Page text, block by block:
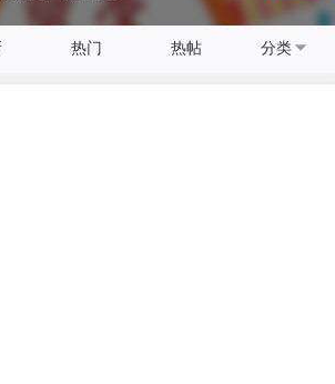
热门 热帖 分类